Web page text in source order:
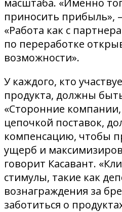
масштаба. «Именно
приносить прибыль»,
«Работа как с
по переработке
возможности».
У каждого, кто
продукта, должны
«Сторонние
цепочкой поставок,
компенсацию, чтобы
ущерб и
говорит Касавант.
стимулы, такие как
вознаграждения за
заботиться о